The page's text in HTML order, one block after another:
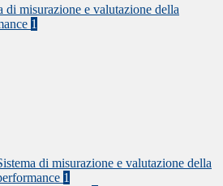
di misurazione e valutazione della
1
di misurazione e valutazione della
1